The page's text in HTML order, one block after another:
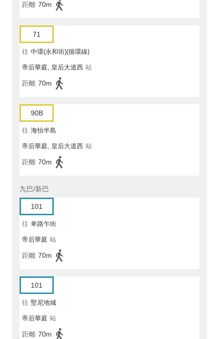
距離 70m
71
往 中環(永和街)(循環線)
帝后華庭, 皇后大道西 站
距離 70m
90B
往 海怡半島
帝后華庭, 皇后大道西 站
距離 70m
九巴/新巴
101
往 卑路乍街
帝后華庭 站
距離 70m
101
往 堅尼地城
帝后華庭 站
距離 70m